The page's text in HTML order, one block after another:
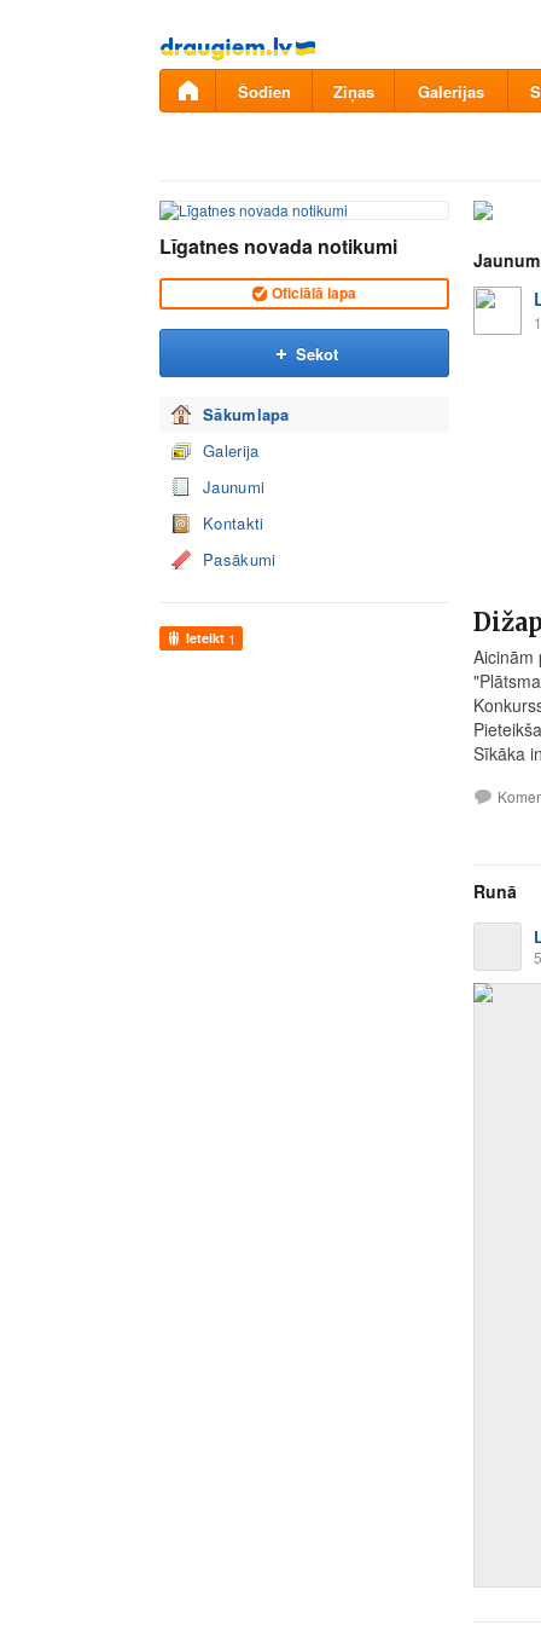
Pāriet
uz
saturu
Šodien Ziņas Galerijas
Līgatnes novada notikumi
Oficiālā lapa
Sekot
Sākumlapa
Galerija
Jaunumi
Kontakti
Pasākumi
Ieteikt 1
Aicinām
Sīkāka
Runā